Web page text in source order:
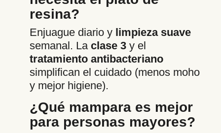
resina?
Enjuague diario y limpieza suave
semanal. La clase 3 y el
tratamiento antibacteriano
simplifican el cuidado (menos moho
y mejor higiene).
¿Qué mampara es mejor
para personas mayores?